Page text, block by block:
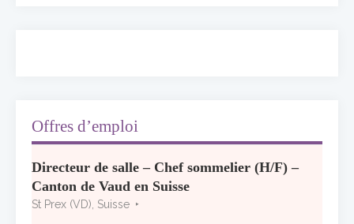
sélection consacrée à la Bourgogne
7 juillet 2026
Offres d’emploi
Directeur de salle – Chef sommelier (H/F) –
Canton de Vaud en Suisse
St Prex (VD), Suisse